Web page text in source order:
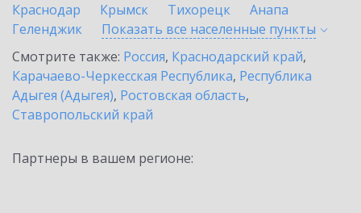
Краснодар
Крымск Тихорецк
Анапа
Геленджик
Показать все населенные пункты
Смотрите также: Россия, Краснодарский край,
Карачаево-Черкесская Республика, Республика
Адыгея (Адыгея), Ростовская область,
Ставропольский край
Партнеры в вашем регионе: